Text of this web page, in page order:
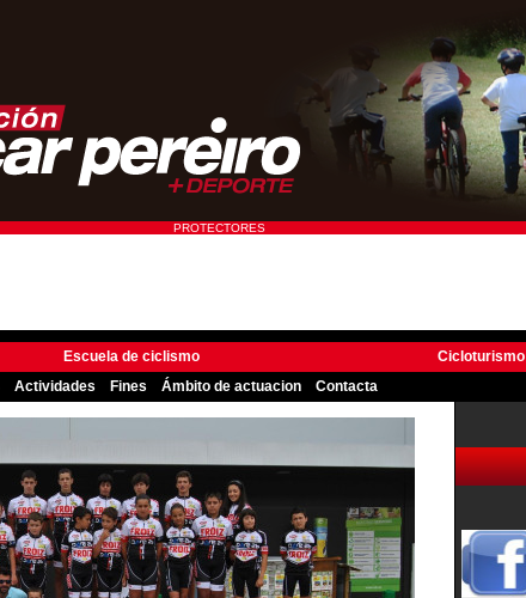
PROTECTORES
Escuela de ciclismo Cicloturismo
Actividades Fines Ámbito de actuacion Contacta